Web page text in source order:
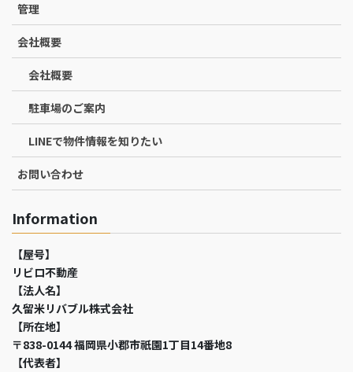
管理
会社概要
会社概要
駐車場のご案内
LINEで物件情報を知りたい
お問い合わせ
Information
【屋号】
リビロ不動産
【法人名】
久留米リバブル株式会社
【所在地】
〒838-0144 福岡県小郡市祇園1丁目14番地8
【代表者】